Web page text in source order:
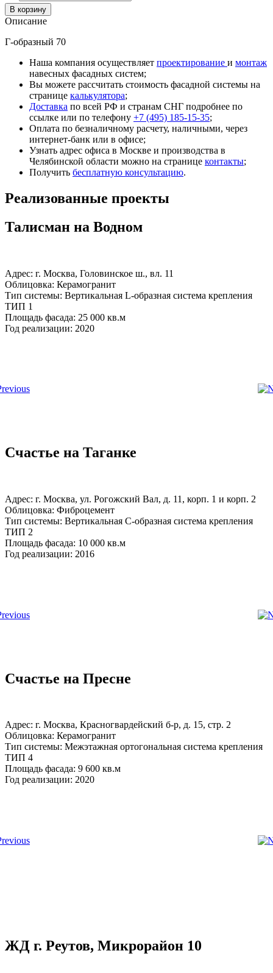
Описание
Г-образный 70
Наша компания осуществляет проектирование и монтаж
навесных фасадных систем;
Вы можете рассчитать стоимость фасадной системы на
странице калькулятора;
Доставка по всей РФ и странам СНГ подробнее по
ссылке или по телефону +7 (495) 185-15-35;
Оплата по безналичному расчету, наличными, через
интернет-банк или в офисе;
Узнать адрес офиса в Москве и производства в
Челябинской области можно на странице контакты;
Получить бесплатную консультацию.
Реализованные проекты
Талисман на Водном
Адрес: г. Москва, Головинское ш., вл. 11
Облицовка: Керамогранит
Тип системы: Вертикальная L-образная система крепления
ТИП 1
Площадь фасада: 25 000 кв.м
Год реализации: 2020
Счастье на Таганке
Адрес: г. Москва, ул. Рогожский Вал, д. 11, корп. 1 и корп. 2
Облицовка: Фиброцемент
Тип системы: Вертикальная С-образная система крепления
ТИП 2
Площадь фасада: 10 000 кв.м
Год реализации: 2016
Счастье на Пресне
Адрес: г. Москва, Красногвардейский б-р, д. 15, стр. 2
Облицовка: Керамогранит
Тип системы: Межэтажная ортогональная система крепления
ТИП 4
Площадь фасада: 9 600 кв.м
Год реализации: 2020
ЖД г. Реутов, Микрорайон 10